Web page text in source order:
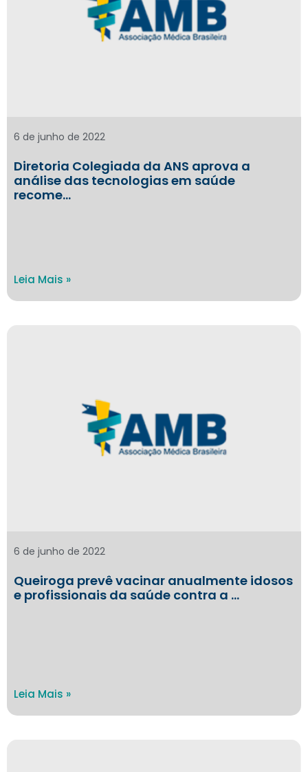
Diretoria Colegiada da ANS aprova a
análise das tecnologias em saúde
recome…
6 de junho de 2022
Leia Mais »
Queiroga prevê vacinar anualmente idosos
e profissionais da saúde contra a …
6 de junho de 2022
Leia Mais »